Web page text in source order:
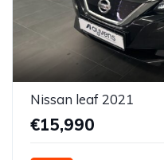
Nissan leaf 2021
€15,990